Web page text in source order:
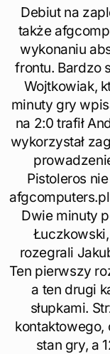
Debiut na
także
wykonaniu
frontu. Bardzo
Wojtkowiak,
minuty gry
na 2:0 trafił
wykorzystał
Pistoleros
Dwie minuty
rozegrali
Ten pierwszy
a ten drugi
słupkami.
kontaktowego,
stan gry, a